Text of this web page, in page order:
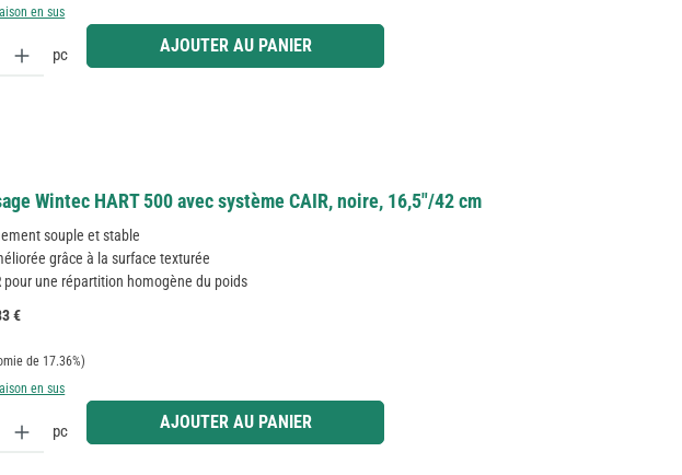
en sus
: Entrez la quantité souhaitée ou utilisez les boutons pour augmenter ou diminuer la quantité.
pc AJOUTER AU PANIER
Wintec HART 500 avec système CAIR, noire, 16,5"/42 cm
souple et stable
grâce à la surface texturée
pour une répartition homogène du poids
€
:
de 17.36%)
en sus
: Entrez la quantité souhaitée ou utilisez les boutons pour augmenter ou diminuer la quantité.
pc AJOUTER AU PANIER